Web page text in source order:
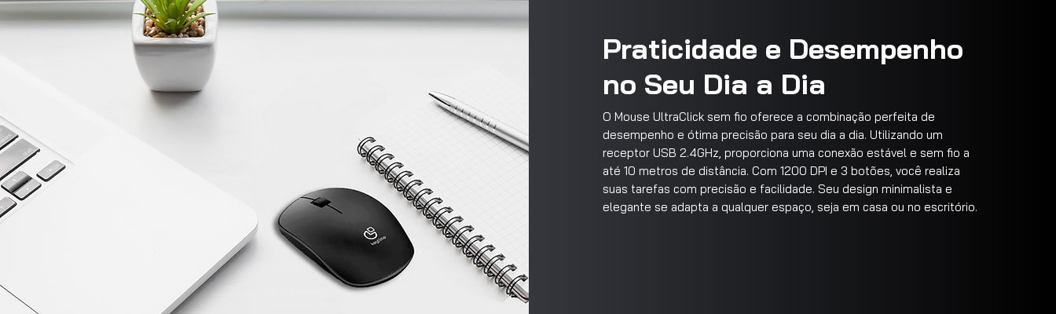
Praticidade e Desempenho
no Seu Dia a Dia
O Mouse UltraClick sem fio oferece a combinação perfeita de
desempenho e ótima precisão para seu dia a dia. Utilizando um
receptor USB 2.4GHz, proporciona uma conexão estável e sem fio a
até 10 metros de distância. Com 1200 DPI e 3 botões, você realiza
suas tarefas com precisão e facilidade. Seu design minimalista e
elegante se adapta a qualquer espaço, seja em casa ou no escritório.